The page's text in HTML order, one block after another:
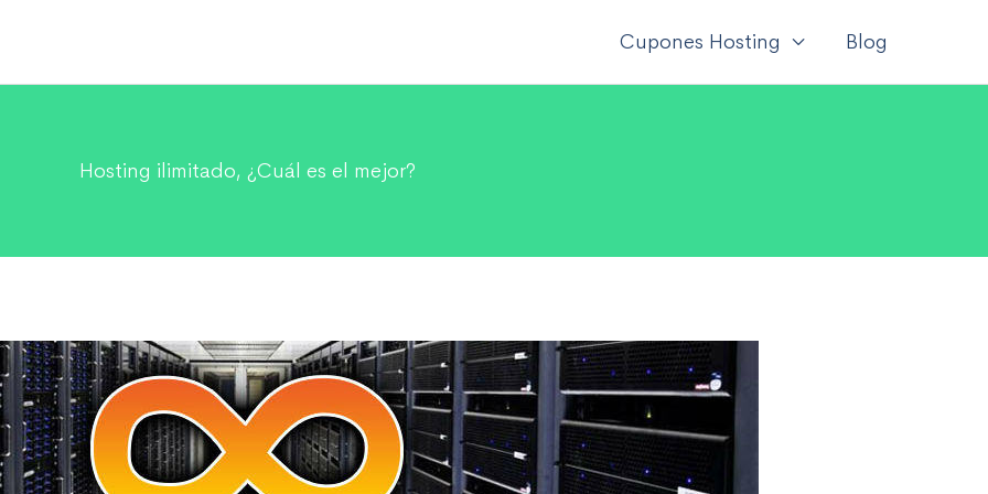
Cupones Hosting Blog
Hosting ilimitado, ¿Cuál es el mejor?